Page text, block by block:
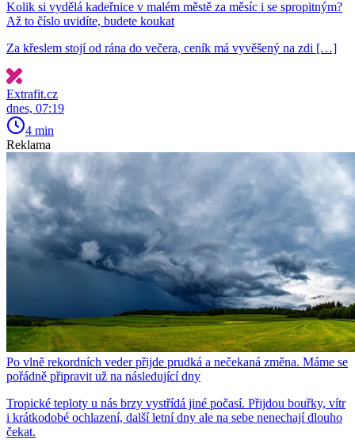
Kolik si vydělá kadeřnice v malém městě za měsíc i se spropitným?
Až to číslo uvidíte, budete koukat
Za křeslem stojí od rána do večera, ceník má vyvěšený na zdi […]
Extrafit.cz
dnes, 07:19
4 min
Reklama
Po vlně rekordních veder přijde prudká a nečekaná změna. Máme se
pořádně připravit už na následující dny
Tropické teploty u nás brzy vystřídá jiné počasí. Přijdou bouřky, vítr
i krátkodobé ochlazení, další letní dny ale na sebe nenechají dlouho
čekat.